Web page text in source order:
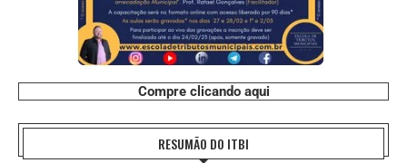
Compre clicando aqui
RESUMÃO DO ITBI